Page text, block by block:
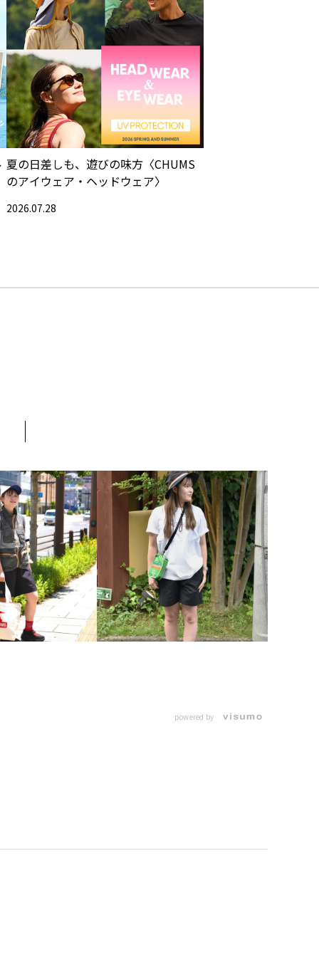
夏の日差しも、遊びの味方〈CHUMS
のアイウェア・ヘッドウェア〉
2026.07.28
powered by